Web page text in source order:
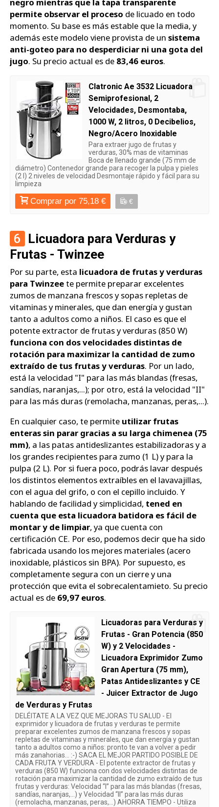
negro mientras que la tapa transparente
permite observar el proceso de licuado en todo
momento. Su base es más estable que la media, y
además este modelo viene provista de un sistema
anti-goteo para no desperdiciar ni una gota del
jugo. Su precio actual es de 83,46 euros.
Clatronic Ae 3532 Licuadora
Semiprofesional, 2
Velocidades, Desmontaba,
1000 W, 2 litros, 0 Decibelios,
Negro/Acero Inoxidable
Para extraer jugo de frutas y
verduras, 30% mas de vitaminas
Boca de llenado grande (75 mm de
diámetro) Contenedor grande para recoger la pulpa y pieles
(2 l) 2 niveles de velocidad Desmontaje rápido y fácil para su
limpieza
Comprar por 75,18 € €
6 Licuadora para Verduras y
Frutas - Twinzee
Por su parte, esta licuadora de frutas y verduras
para Twinzeete permite preparar excelentes
zumos de manzana frescos y sopas repletas de
vitaminas y minerales, que dan energía y gustan
tanto a adultos como a niños. El caso es que el
potente extractor de frutas y verduras (850 W)
funciona con dos velocidades distintas de
rotación para maximizar la cantidad de zumo
extraído de tus frutas y verduras. Por un lado,
está la velocidad "I" para las más blandas (fresas,
sandías, naranjas,...); por otro, está la velocidad "II"
para las más duras (remolacha, manzanas, peras,...).
En cualquier caso, te permite utilizar frutas
enteras sin parar gracias a su larga chimenea (75
mm), a las patas antideslizantes estabilizadoras y a
los grandes recipientes para zumo (1 L) y para la
pulpa (2 L). Por si fuera poco, podrás lavar después
los distintos elementos extraíbles en el lavavajillas,
con el agua del grifo, o con el cepillo incluido. Y
hablando de facilidad y simplicidad, tened en
cuenta que esta licuadora batidora es fácil de
montar y de limpiar, ya que cuenta con
certificación CE. Por eso, podemos decir que ha sido
fabricada usando los mejores materiales (acero
inoxidable, plásticos sin BPA). Por supuesto, es
completamente segura con un cierre y una
protección que evita el sobrecalentamieto. Su precio
actual es de 69,97 euros.
Licuadoras para Verduras y
Frutas - Gran Potencia (850
W) y 2 Velocidades -
Licuadora Exprimidor Zumo
Gran Apertura (75 mm),
Patas Antideslizantes y CE
- Juicer Extractor de Jugo
de Verduras y Frutas
DELÉITATE A LA VEZ QUE MEJORAS TU SALUD - El
exprimidor y licuadora de frutas y verduras te permite
preparar excelentes zumos de manzana frescos y sopas
repletas de vitaminas y minerales, que dan energía y gustan
tanto a adultos como a niños: pronto te van a volver a pedir
más zanahorias… :-) SACA EL MEJOR PARTIDO POSIBLE DE
CADA FRUTA Y VERDURA - El potente extractor de frutas y
verduras (850 W) funciona con dos velocidades distintas de
rotación para maximizar la cantidad de zumo extraído de tus
frutas y verduras: Velocidad “I” para las más blandas (fresas,
sandías, naranjas,...) y Velocidad “II” para las más duras
(remolacha, manzanas, peras,...) AHORRA TIEMPO - Utiliza